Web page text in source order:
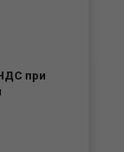
при